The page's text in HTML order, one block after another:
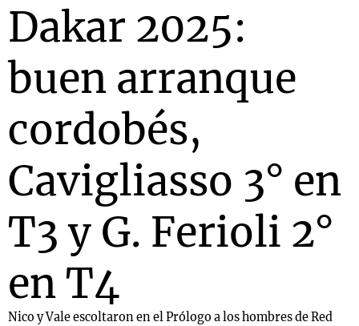
Dakar 2025:
buen arranque
cordobés,
Cavigliasso 3° en
T3 y G. Ferioli 2°
en T4
Nico y Vale escoltaron en el Prólogo a los hombres de Red
Notas
Mundial 2026
Notas